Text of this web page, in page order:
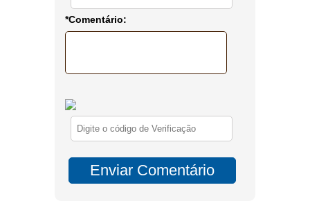
*Comentário: